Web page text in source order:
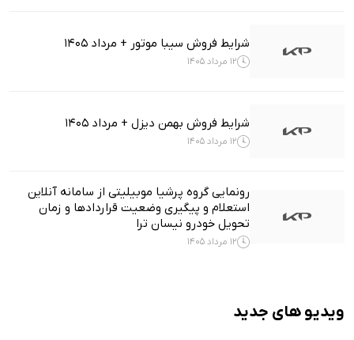
شرایط فروش سیبا موتور + مرداد 1405
12 مرداد 1405
شرایط فروش بهمن دیزل + مرداد 1405
12 مرداد 1405
رونمایی گروه پرشیا موبیلیتی از سامانه آنلاین
استعلام و پیگیری وضعیت قراردادها و زمان
تحویل خودرو نیسان ترا
12 مرداد 1405
ویدیو های جدید